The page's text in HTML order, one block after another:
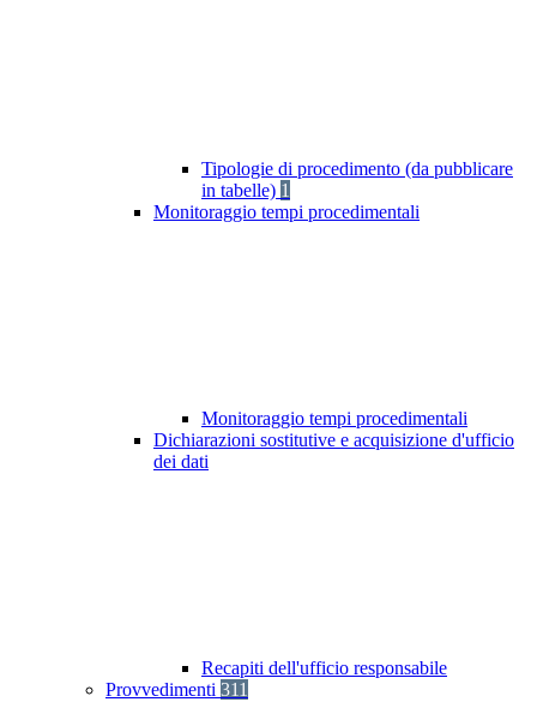
Tipologie di procedimento (da pubblicare
in tabelle) 1
Monitoraggio tempi procedimentali
Monitoraggio tempi procedimentali
Dichiarazioni sostitutive e acquisizione d'ufficio
dei dati
Recapiti dell'ufficio responsabile
Provvedimenti 311